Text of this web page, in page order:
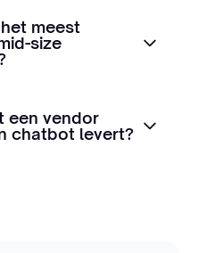
meest
size
een vendor
chatbot levert?